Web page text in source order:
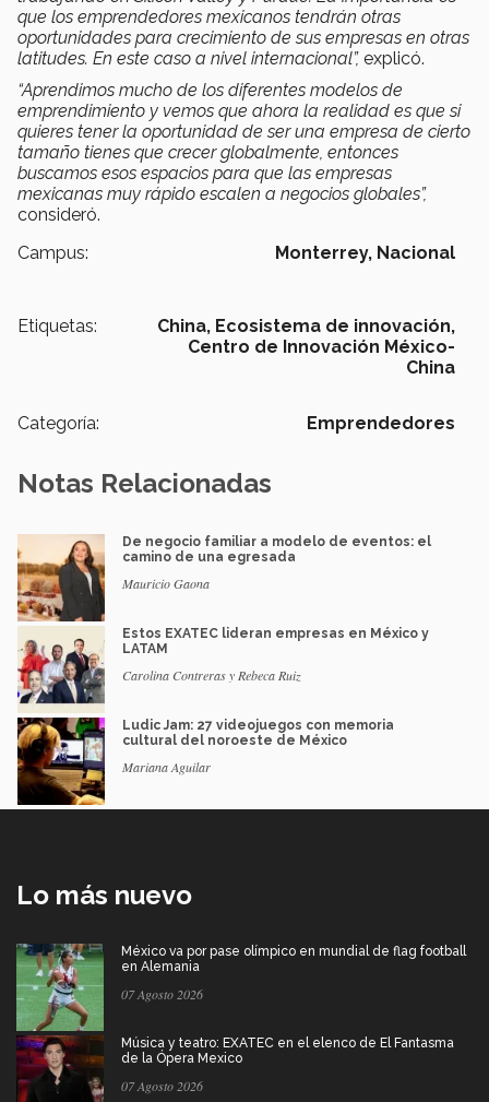
que los emprendedores mexicanos tendrán otras
oportunidades para crecimiento de sus empresas en otras
latitudes. En este caso a nivel internacional”, explicó.
“Aprendimos mucho de los diferentes modelos de
emprendimiento y vemos que ahora la realidad es que si
quieres tener la oportunidad de ser una empresa de cierto
tamaño tienes que crecer globalmente, entonces
buscamos esos espacios para que las empresas
mexicanas muy rápido escalen a negocios globales”,
consideró.
Campus:
Monterrey, Nacional
Etiquetas: China, Ecosistema de innovación,
Centro de Innovación México-
China
Categoría: Emprendedores
Notas Relacionadas
De negocio familiar a modelo de eventos: el
camino de una egresada
Mauricio Gaona
Estos EXATEC lideran empresas en México y
LATAM
Carolina Contreras y Rebeca Ruiz
Ludic Jam: 27 videojuegos con memoria
cultural del noroeste de México
Mariana Aguilar
Lo más nuevo
México va por pase olímpico en mundial de flag football
en Alemania
07 Agosto 2026
Música y teatro: EXATEC en el elenco de El Fantasma
de la Ópera Mexico
07 Agosto 2026